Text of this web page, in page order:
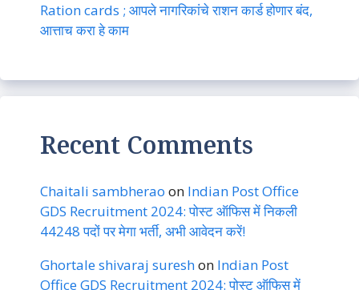
Ration cards ; आपले नागरिकांचे राशन कार्ड होणार बंद,
आत्ताच करा हे काम
Recent Comments
Chaitali sambherao on Indian Post Office
GDS Recruitment 2024: पोस्ट ऑफिस में निकली
44248 पदों पर मेगा भर्ती, अभी आवेदन करें!
Ghortale shivaraj sureshon Indian Post
Office GDS Recruitment 2024: पोस्ट ऑफिस में